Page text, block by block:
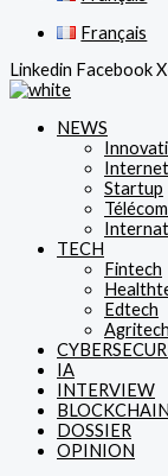
Français
Linkedin Facebook
NEWS
Internet
Startup
TECH
Fintech
Edtech
Agritech
IA
INTERVIEW
BLOCKCHAIN
DOSSIER
OPINION